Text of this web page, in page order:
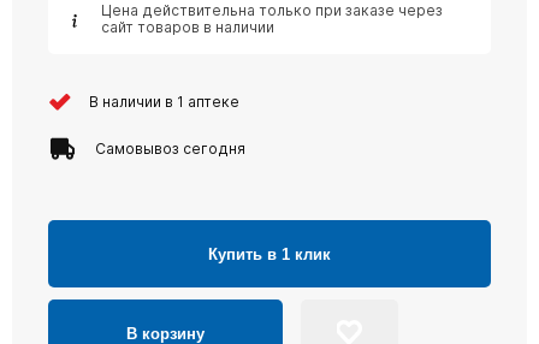
Цена действительна только при заказе через
сайт товаров в наличии
В наличии в 1 аптеке
Самовывоз сегодня
Купить в 1 клик
В корзину